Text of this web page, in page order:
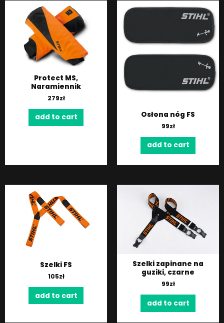
Protect MS,
Naramiennik
279zł
add to cart Osłona nóg FS
99zł
add to cart
Szelki FS
105zł
add to cart
Szelki zapinane na
guziki, czarne
99zł
add to cart